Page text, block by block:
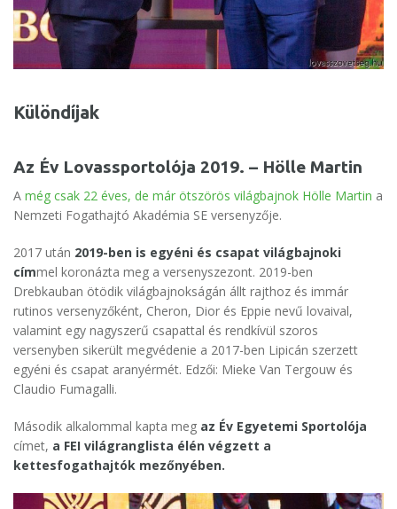
Különdíjak
Az Év Lovassportolója 2019. – Hölle Martin
A még csak 22 éves, de már ötszörös világbajnok Hölle Martin a
Nemzeti Fogathajtó Akadémia SE versenyzője.
2017 után 2019-ben is egyéni és csapat világbajnoki
címmel koronázta meg a versenyszezont. 2019-ben
Drebkauban ötödik világbajnokságán állt rajthoz és immár
rutinos versenyzőként, Cheron, Dior és Eppie nevű lovaival,
valamint egy nagyszerű csapattal és rendkívül szoros
versenyben sikerült megvédenie a 2017-ben Lipicán szerzett
egyéni és csapat aranyérmét. Edzői: Mieke Van Tergouw és
Claudio Fumagalli.
Második alkalommal kapta meg az Év Egyetemi Sportolója
címet, a FEI világranglista élén végzett a
kettesfogathajtók mezőnyében.